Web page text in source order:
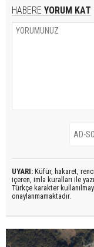
HABERE YORUM KAT
UYARI: Küfür, hakaret,
içeren, imla kuralları ile
Türkçe karakter
onaylanmamaktadır.